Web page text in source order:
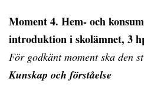
Moment 4. Hem- och
introduktion i skolämnet, 3
För godkänt moment ska den
Kunskap och förståelse